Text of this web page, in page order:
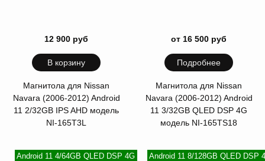
12 900 руб
В корзину
Магнитола для Nissan
Navara (2006-2012) Android
11 2/32GB IPS AHD модель
NI-165T3L
от 16 500 руб
Подробнее
Магнитола для Nissan
Navara (2006-2012) Android
11 3/32GB QLED DSP 4G
модель NI-165TS18
Android 11 4/64GB QLED DSP 4G Android 11 8/128GB QLED DSP